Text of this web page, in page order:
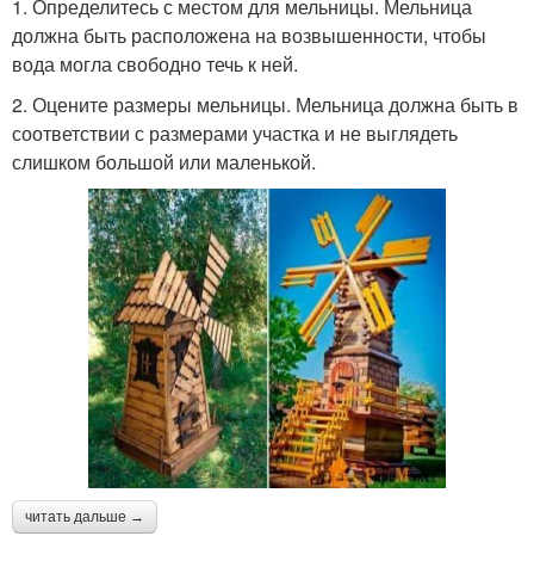
1. Определитесь с местом для мельницы. Мельница
должна быть расположена на возвышенности, чтобы
вода могла свободно течь к ней.
2. Оцените размеры мельницы. Мельница должна быть в
соответствии с размерами участка и не выглядеть
слишком большой или маленькой.
читать дальше →